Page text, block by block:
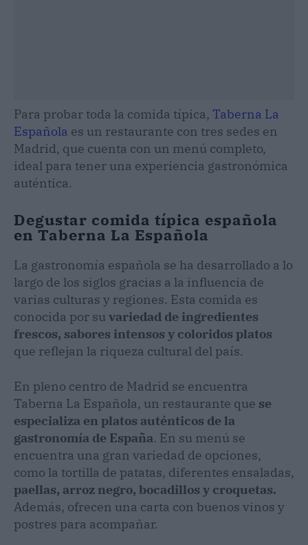
Para probar toda la comida típica, Taberna La
Española es un restaurante con tres sedes en
Madrid, que cuenta con un menú completo,
ideal para tener una experiencia gastronómica
auténtica.
Degustar comida típica española
en Taberna La Española
La gastronomía española se ha desarrollado a lo
largo de los siglos gracias a la influencia de
varias culturas y regiones. Esta comida es
conocida por suvariedad de ingredientes
frescos, sabores intensos y coloridos platos
que reflejan la riqueza cultural del país.
En pleno centro de Madrid se encuentra
Taberna La Española, un restaurante que se
especializa en platos auténticos de la
gastronomía de España. En su menú se
encuentra una gran variedad de opciones,
como la tortilla de patatas, diferentes ensaladas,
paellas, arroz negro, bocadillos y croquetas.
Además, ofrecen una carta con buenos vinos y
postres para acompañar.